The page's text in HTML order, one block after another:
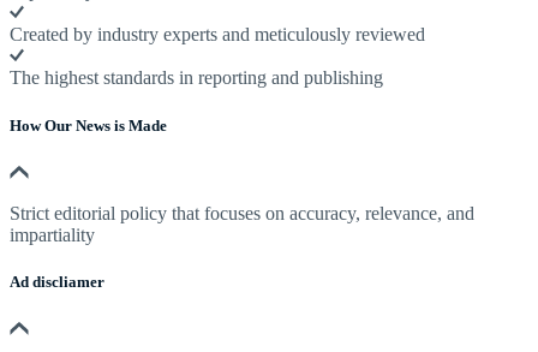
Created by industry experts and meticulously reviewed
The highest standards in reporting and publishing
How Our News is Made
Strict editorial policy that focuses on accuracy, relevance, and
impartiality
Ad discliamer